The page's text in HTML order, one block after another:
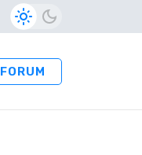
FORUM